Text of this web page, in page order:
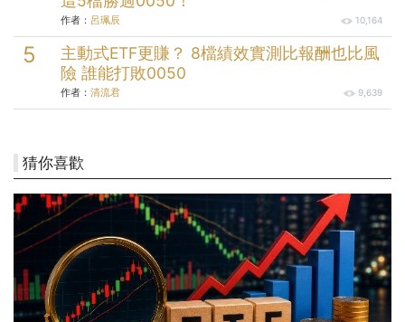
作者： 呂珮辰 10,164
主動式ETF更賺？ 8檔績效實測比報酬也比風
險 誰能打敗0050
作者： 清流君 9,639
猜你喜歡